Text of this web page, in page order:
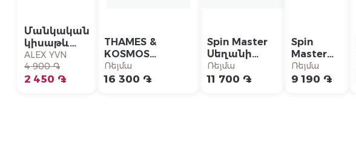
Մանկական
կիսաթև
շապիկ
ALEX YVN
4 900 ֏
2 450 ֏
THAMES &
KOSMOS
Սեղանի խաղ
«Թաուերբրիքս»
Ռեյմա
16 300 ֏
Spin Master
Սեղանի
խաղ
«Ռուբիկ
Ռեյմա
11 700 ֏
Spin
Master
Սեղանի
խաղ
Ռեյմա
9 190 ֏